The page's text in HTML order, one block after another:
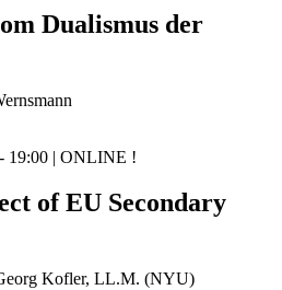
Dualismus der
19:00 | ONLINE !
of EU Secondary
Kofler, LL.M. (NYU)